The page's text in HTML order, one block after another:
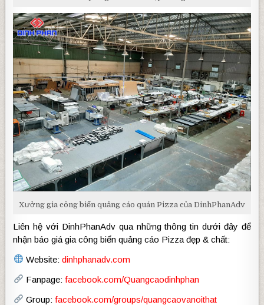
Xưởng gia công biển quảng cáo quán Pizza của DinhPhanAdv
Liên hệ với DinhPhanAdv qua những thông tin dưới đây để
nhận báo giá gia công biển quảng cáo Pizza đẹp & chất:
Website: dinhphanadv.com
Fanpage: facebook.com/Quangcaodinhphan
Group: facebook.com/groups/quangcaovanoithat